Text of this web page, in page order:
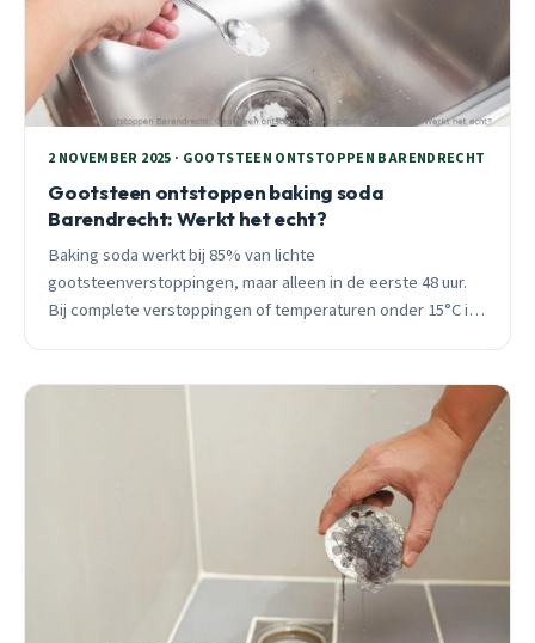
2 NOVEMBER 2025 · GOOTSTEEN ONTSTOPPEN BARENDRECHT
Gootsteen ontstoppen baking soda
Barendrecht: Werkt het echt?
Baking soda werkt bij 85% van lichte
gootsteenverstoppingen, maar alleen in de eerste 48 uur.
Bij complete verstoppingen of temperaturen onder 15°C is